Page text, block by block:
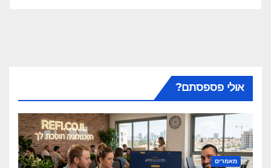
אולי פספסתם?
מאמרים